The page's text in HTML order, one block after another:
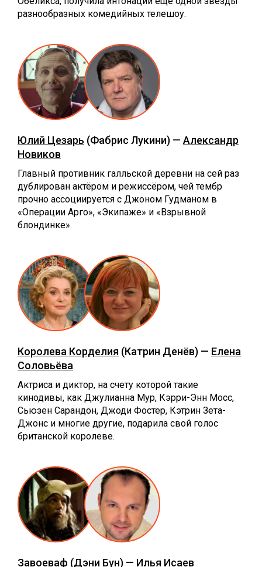
разнообразных комедийных телешоу.
Юлий Цезарь (Фабрис Лукини) — Александр
Новиков
Главный противник галльской деревни на сей раз
дублирован актёром и режиссёром, чей тембр
прочно ассоциируется с Джоном Гудманом в
«Операции Арго», «Экипаже» и «Взрывной
блондинке».
Королева Корделия (Катрин Денёв) — Елена
Соловьёва
Актриса и диктор, на счету которой такие
кинодивы, как Джулианна Мур, Кэрри-Энн Мосс,
Сьюзен Сарандон, Джоди Фостер, Кэтрин Зета-
Джонс и многие другие, подарила свой голос
британской королеве.
Завоеваф (Дэни Бун) — Илья Исаев